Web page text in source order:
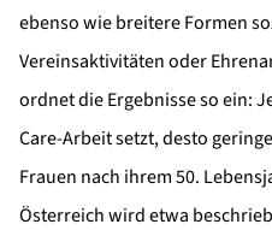
ebenso wie breitere Formen
Vereinsaktivitäten oder
ordnet die Ergebnisse so ein:
Care-Arbeit setzt, desto
Frauen nach ihrem 50.
Österreich wird etwa